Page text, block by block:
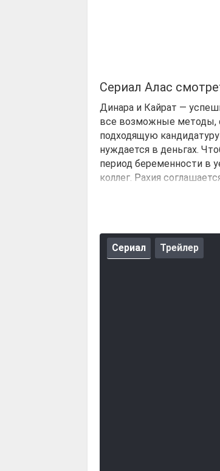
Сериал Алас
Динара и Кайрат —
все возможные методы,
подходящую
нуждается в деньгах.
период беременности в
коллег. Рахия
Однако с момента
Постепенно они
желает оставлять их в
Сериал Трейлер